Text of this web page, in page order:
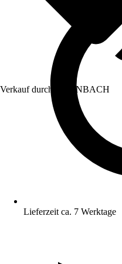
Verkauf durch: HORNBACH
Lieferzeit ca. 7 Werktage